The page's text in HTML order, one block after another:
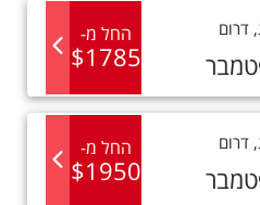
, דרום
החל מ-
$1785
, דרום
החל מ-
$1950